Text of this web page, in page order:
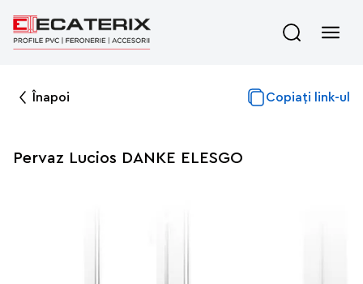
Înapoi Copiați link-ul
Pervaz Lucios DANKE ELESGO